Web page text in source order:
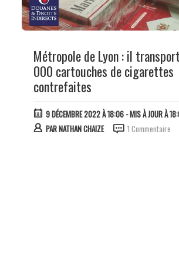
Métropole de Lyon : il
000 cartouches de cigarettes
contrefaites
9 DÉCEMBRE 2022 À 18:06- MIS À JOUR À
PARNATHAN CHAIZE 1 Commentaire